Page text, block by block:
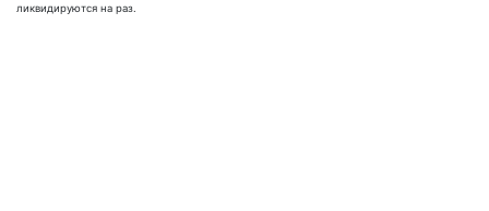
ликвидируются на раз.